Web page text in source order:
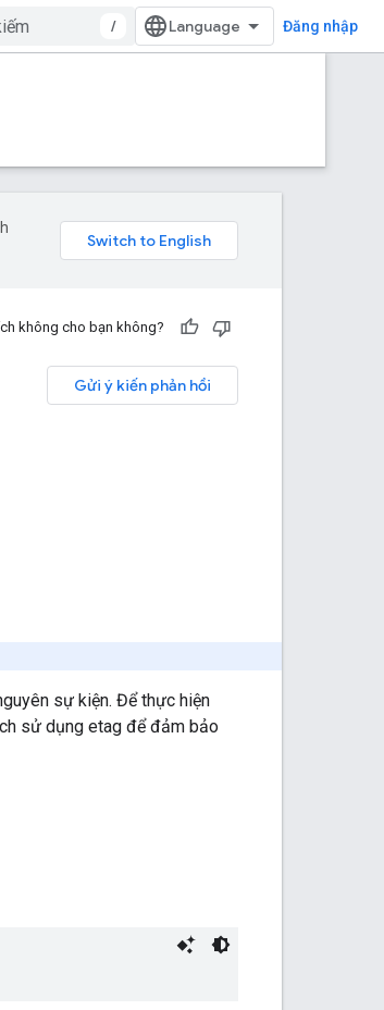
/ Đăng nhập
không cho bạn không?
Gửi ý kiến phản hồi
sự kiện. Để thực hiện
sử dụng etag để đảm bảo